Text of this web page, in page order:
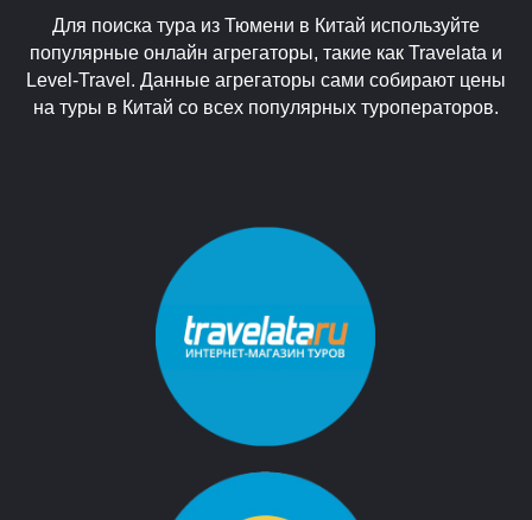
Для поиска тура из Тюмени в Китай используйте
популярные онлайн агрегаторы, такие как Travelata и
Level-Travel. Данные агрегаторы сами собирают цены
на туры в Китай со всех популярных туроператоров.